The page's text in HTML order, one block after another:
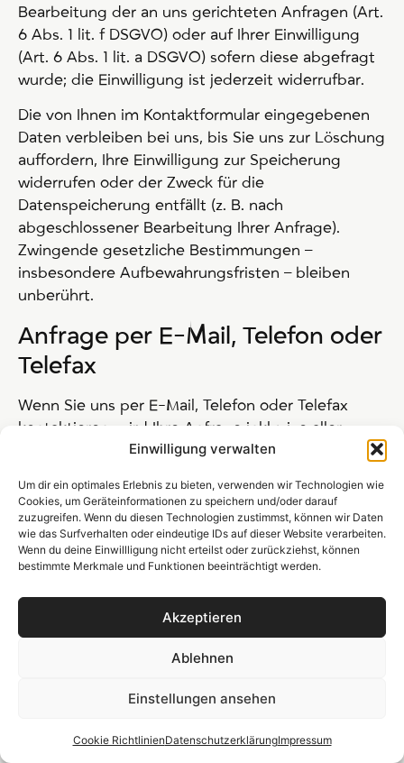
Einwilligung verwalten
Um dir ein optimales Erlebnis zu bieten, verwenden wir Technologien wie
Cookies, um Geräteinformationen zu speichern und/oder darauf
zuzugreifen. Wenn du diesen Technologien zustimmst, können wir Daten
wie das Surfverhalten oder eindeutige IDs auf dieser Website verarbeiten.
Wenn du deine Einwillligung nicht erteilst oder zurückziehst, können
bestimmte Merkmale und Funktionen beeinträchtigt werden.
Akzeptieren
Ablehnen
Einstellungen ansehen
Cookie RichtlinienDatenschutzerklärungImpressum
Bearbeitung der an uns gerichteten Anfragen (Art.
6 Abs. 1 lit. f DSGVO) oder auf Ihrer Einwilligung
(Art. 6 Abs. 1 lit. a DSGVO) sofern diese abgefragt
wurde; die Einwilligung ist jederzeit widerrufbar.
Die von Ihnen im Kontaktformular eingegebenen
Daten verbleiben bei uns, bis Sie uns zur Löschung
auffordern, Ihre Einwilligung zur Speicherung
widerrufen oder der Zweck für die
Datenspeicherung entfällt (z. B. nach
abgeschlossener Bearbeitung Ihrer Anfrage).
Zwingende gesetzliche Bestimmungen –
insbesondere Aufbewahrungsfristen – bleiben
unberührt.
Anfrage per E-Mail, Telefon oder
Telefax
Wenn Sie uns per E-Mail, Telefon oder Telefax
kontaktieren, wird Ihre Anfrage inklusive aller
daraus hervorgehenden personenbezogenen
Bearbeitung Ihres Anliegens bei uns gespeichert
und verarbeitet. Diese Daten geben wir nicht ohne
Ihre Einwilligung weiter.
Die Verarbeitung dieser Daten erfolgt auf
Grundlage von Art. 6 Abs. 1 lit. b DSGVO, sofern
Ihre Anfrage mit der Erfüllung eines Vertrags
zusammenhängt oder zur Durchführung
vorvertraglicher Maßnahmen erforderlich ist. In
allen übrigen Fällen beruht die Verarbeitung auf
unserem berechtigten Interesse an der effektiven
Bearbeitung der an uns gerichteten Anfragen (Art.